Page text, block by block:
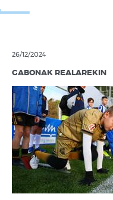
26/12/2024
GABONAK REALAREKIN